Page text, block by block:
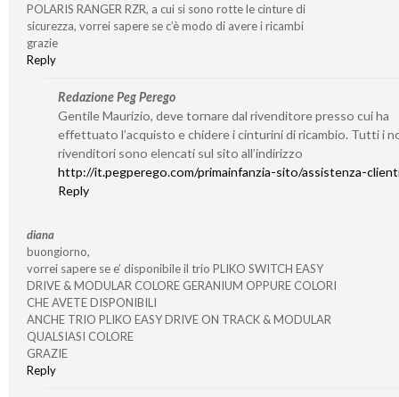
POLARIS RANGER RZR, a cui si sono rotte le cinture di
sicurezza, vorrei sapere se c’è modo di avere i ricambi
grazie
Reply
Redazione Peg Perego
Gentile Maurizio, deve tornare dal rivenditore presso cui ha
effettuato l’acquisto e chidere i cinturini di ricambio. Tutti i
rivenditori sono elencati sul sito all’indirizzo
http://it.pegperego.com/primainfanzia-sito/assistenza-
Reply
diana
buongiorno,
vorrei sapere se e’ disponibile il trio PLIKO SWITCH EASY
DRIVE & MODULAR COLORE GERANIUM OPPURE COLORI
CHE AVETE DISPONIBILI
ANCHE TRIO PLIKO EASY DRIVE ON TRACK & MODULAR
QUALSIASI COLORE
GRAZIE
Reply